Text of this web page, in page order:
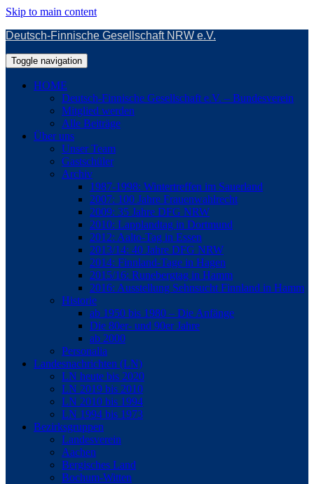
Skip to main content
Deutsch-Finnische Gesellschaft NRW e.V.
Toggle navigation
HOME
Deutsch-Finnische Gesellschaft e.V. – Bundesverein
Mitglied werden
Alle Beiträge
Über uns
Unser Team
Gastschüler
Archiv
1987-1998: Wintertreffen im Sauerland
2007: 100 Jahre Frauenwahlrecht
2009: 35 Jahre DFG NRW
2010: Lapplandtag in Dortmund
2012: Aalto-Tag in Essen
2013/14: 40 Jahre DFG NRW
2014: Finnland-Tage in Hagen
2015/16: Runebergtag in Hamm
2016: Ausstellung Sehnsucht Finnland in Hamm
Historie
ab 1950 bis 1980 – Die Anfänge
Die 80er- und 90er Jahre
ab 2000
Personalia
Landesnachrichten (LN)
LN heute bis 2020
LN 2019 bis 2010
LN 2010 bis 1994
LN 1994 bis 1973
Bezirksgruppen
Landesverein
Aachen
Bergisches Land
Bochum-Witten